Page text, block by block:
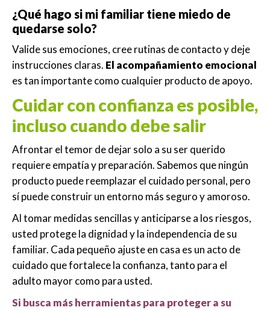
¿Qué hago si mi familiar tiene miedo de
quedarse solo?
Valide sus emociones, cree rutinas de contacto y deje
instrucciones claras. El acompañamiento emocional
es tan importante como cualquier producto de apoyo.
Cuidar con confianza es posible,
incluso cuando debe salir
Afrontar el temor de dejar solo a su ser querido
requiere empatía y preparación. Sabemos que ningún
producto puede reemplazar el cuidado personal, pero
sí puede construir un entorno más seguro y amoroso.
Al tomar medidas sencillas y anticiparse a los riesgos,
usted protege la dignidad y la independencia de su
familiar. Cada pequeño ajuste en casa es un acto de
cuidado que fortalece la confianza, tanto para el
adulto mayor como para usted.
Si busca más herramientas para proteger a su